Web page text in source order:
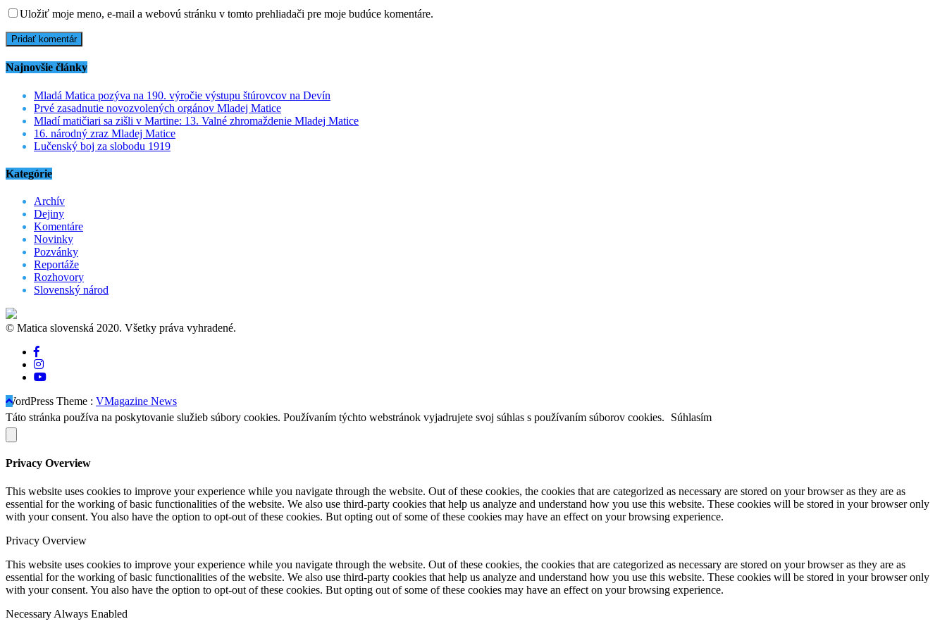
Uložiť moje meno, e-mail a webovú stránku v tomto prehliadači pre moje budúce komentáre.
Najnovšie články
Mladá Matica pozýva na 190. výročie výstupu štúrovcov na Devín
Prvé zasadnutie novozvolených orgánov Mladej Matice
Mladí matičiari sa zišli v Martine: 13. Valné zhromaždenie Mladej Matice
16. národný zraz Mladej Matice
Lučenský boj za slobodu 1919
Kategórie
Archív
Dejiny
Komentáre
Novinky
Pozvánky
Reportáže
Rozhovory
Slovenský národ
© Matica slovenská 2020. Všetky práva vyhradené.
WordPress Theme : VMagazine News
Táto stránka používa na poskytovanie služieb súbory cookies. Používaním týchto webstránok vyjadrujete svoj súhlas s používaním súborov cookies.
Súhlasím
Privacy Overview
This website uses cookies to improve your experience while you navigate through the website. Out of these cookies, the cookies that are categorized as necessary are stored on your browser as they are as
essential for the working of basic functionalities of the website. We also use third-party cookies that help us analyze and understand how you use this website. These cookies will be stored in your browser only
with your consent. You also have the option to opt-out of these cookies. But opting out of some of these cookies may have an effect on your browsing experience.
Privacy Overview
This website uses cookies to improve your experience while you navigate through the website. Out of these cookies, the cookies that are categorized as necessary are stored on your browser as they are as
essential for the working of basic functionalities of the website. We also use third-party cookies that help us analyze and understand how you use this website. These cookies will be stored in your browser only
with your consent. You also have the option to opt-out of these cookies. But opting out of some of these cookies may have an effect on your browsing experience.
Necessary Always Enabled